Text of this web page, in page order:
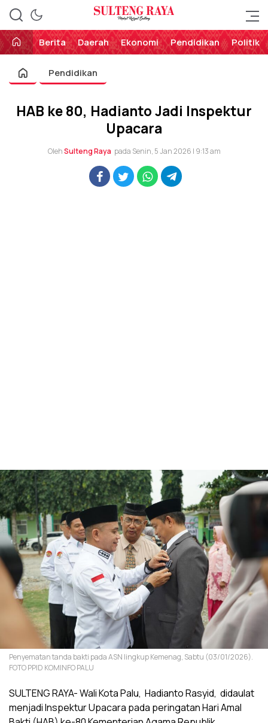
Sulteng Raya
Perekat Rakyat Sulteng
Berita
Daerah Ekonomi Pendidikan Politik
Pendidikan
HAB ke 80, Hadianto Jadi Inspektur
Upacara
OlehSulteng Raya pada Senin, 5 Jan 2026 | 9:13 am
Penyematan tanda bakti pada ASN lingkup Kemenag, Sabtu (03/01/2026).
FOTO PPID KOMINFO PALU
SULTENG RAYA- Wali Kota Palu, Hadianto Rasyid, didaulat
menjadi Inspektur Upacara pada peringatan Hari Amal